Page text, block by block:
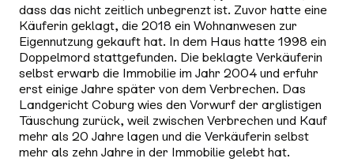
dass das nicht zeitlich unbegrenzt ist. Zuvor hatte eine
Käuferin geklagt, die 2018 ein Wohnanwesen zur
Eigennutzung gekauft hat. In dem Haus hatte 1998 ein
Doppelmord stattgefunden. Die beklagte Verkäuferin
selbst erwarb die Immobilie im Jahr 2004 und erfuhr
erst einige Jahre später von dem Verbrechen. Das
Landgericht Coburg wies den Vorwurf der arglistigen
Täuschung zurück, weil zwischen Verbrechen und Kauf
mehr als 20 Jahre lagen und die Verkäuferin selbst
mehr als zehn Jahre in der Immobilie gelebt hat.